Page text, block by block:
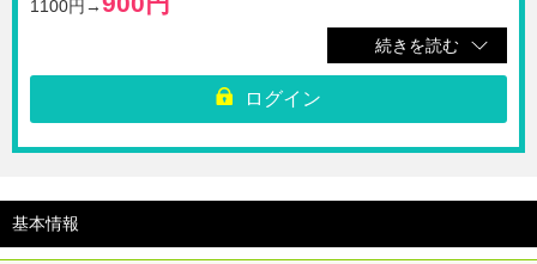
1100円→
☆日光さる軍団劇場にご入場いただける前売り入場チケットです。
※入場券にてメインステージは1回のご観覧になります。
※メインステージのお時間指定、座席指定は行っておりません。
※ご購入完了後のキャンセル・返金は不可となります。
続きを読む
ログイン
基本情報